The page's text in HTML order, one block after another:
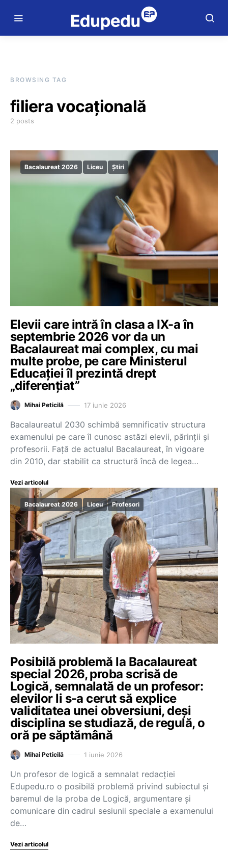
BROWSING TAG
filiera vocațională
2 posts
Bacalaureat 2026 Liceu Știri
Elevii care intră în clasa a IX-a în
septembrie 2026 vor da un
Bacalaureat mai complex, cu mai
multe probe, pe care Ministerul
Educației îl prezintă drept
„diferențiat”
Mihai Peticilă 17 iunie 2026
Bacalaureatul 2030 schimbă semnificativ structura
examenului pe care îl cunosc astăzi elevii, părinții și
profesorii. Față de actualul Bacalaureat, în vigoare
din 2010, dar stabilit ca structură încă de legea…
Vezi articolul
Bacalaureat 2026 Liceu Profesori
Posibilă problemă la Bacalaureat
special 2026, proba scrisă de
Logică, semnalată de un profesor:
elevilor li s-a cerut să explice
validitatea unei obversiuni, deși
disciplina se studiază, de regulă, o
oră pe săptămână
Mihai Peticilă 1 iunie 2026
Un profesor de logică a semnalat redacției
Edupedu.ro o posibilă problemă privind subiectul și
baremul de la proba de Logică, argumentare și
comunicare din cadrul sesiunii speciale a examenului
de…
Vezi articolul